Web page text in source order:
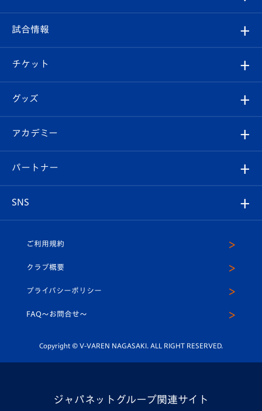
クラブ
試合情報
チケット
イベント
メディア
ホームタウン
クラブ概要
エンブレム紹介
スタッフプロフィール
マスコット紹介
平和祈念活動
ホームタウン活動
観戦ルール
はじめての観戦ガイド
Revive Team
ヴィヴィくんの長崎おもてなしガイド
試合情報
試合日程/結果
フォトギャラリー
スタジアムグルメ
チケット
チケット
V-LOVERS（ファンクラブ）
プレイヤーズスイート
グッズ
オンラインショップ
店舗情報
アカデミー
育成からのお知らせ
U-18
スクール
パートナー
SNS
ヴィヴィくんインスタグラム
公式LINE＠
ご利用規約
クラブ概要
プライバシーポリシー
FAQ〜お問合せ〜
Copyright © V-VAREN NAGASAKI. ALL RIGHT RESERVED.
ジャパネットグループ関連サイト